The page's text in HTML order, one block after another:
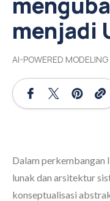
menjadi
AI-POWERED MODELING
Dalam perkembangan
lunak dan arsitektur
konseptualisasi